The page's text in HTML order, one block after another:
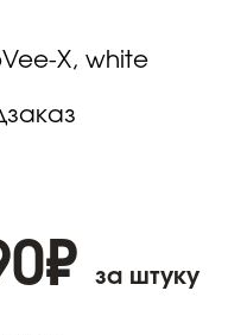
X, white
₽ за штуку